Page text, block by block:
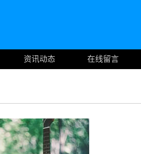
资讯动态 在线留言